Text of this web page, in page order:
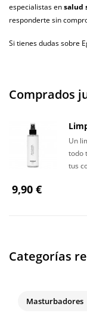
especialistas ensalud
responderte sin
Si tienes dudas sobre
Comprados
Un
todo
tus
9,90 €
Categorías
Masturbadores